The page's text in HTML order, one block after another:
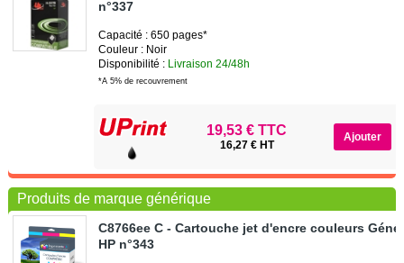
n°337
Capacité : 650 pages*
Couleur : Noir
Disponibilité : Livraison 24/48h
*A 5% de recouvrement
19,53 € TTC
16,27 € HT
Produits de marque générique
C8766ee C - Cartouche jet d'encre couleurs
HP n°343